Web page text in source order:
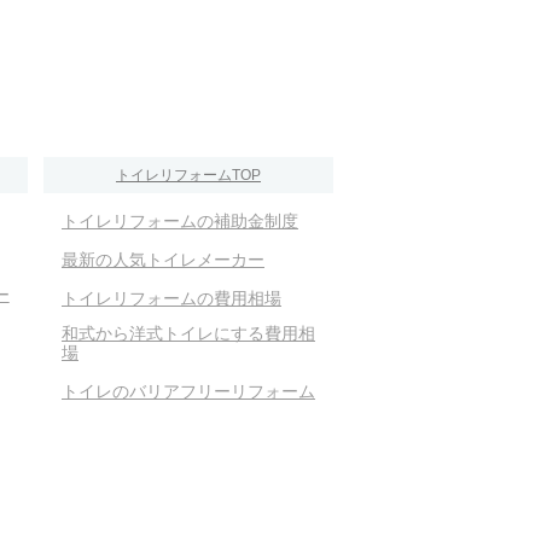
トイレリフォームTOP
トイレリフォームの補助金制度
最新の人気トイレメーカー
トイレリフォームの費用相場
和式から洋式トイレにする費用相
場
トイレのバリアフリーリフォーム